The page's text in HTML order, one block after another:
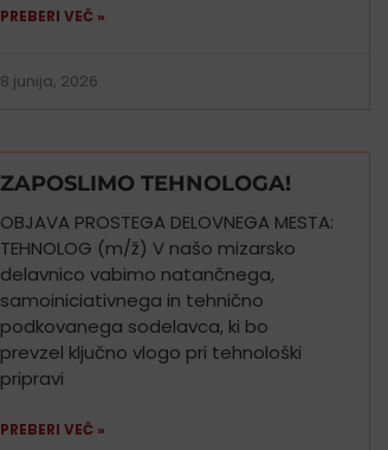
PREBERI VEČ »
8 junija, 2026
ZAPOSLIMO TEHNOLOGA!
OBJAVA PROSTEGA DELOVNEGA MESTA:
TEHNOLOG (m/ž) V našo mizarsko
delavnico vabimo natančnega,
samoiniciativnega in tehnično
podkovanega sodelavca, ki bo
prevzel ključno vlogo pri tehnološki
pripravi
PREBERI VEČ »